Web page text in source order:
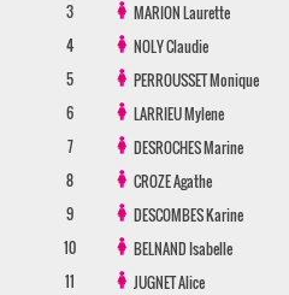
3
MARIONLaurette
4
NOLYClaudie
5
PERROUSSETMonique
6
LARRIEUMylene
7
DESROCHESMarine
8
CROZEAgathe
9
DESCOMBESKarine
10
BELNANDIsabelle
11
JUGNETAlice